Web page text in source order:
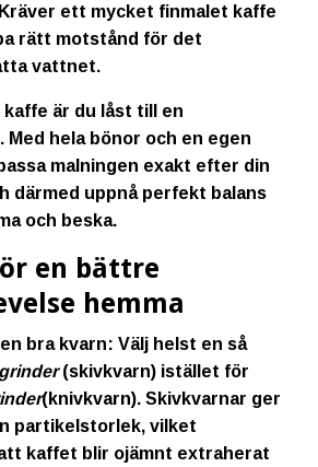
Kräver ett mycket finmalet kaffe
rätt motstånd för det
vattnet.
kaffe är du låst till en
hela bönor och en egen
malningen exakt efter din
därmed uppnå perfekt balans
och beska.
en bättre
hemma
bra kvarn: Välj helst en så
(skivkvarn) istället för
(knivkvarn). Skivkvarnar ger
partikelstorlek, vilket
kaffet blir ojämnt extraherat